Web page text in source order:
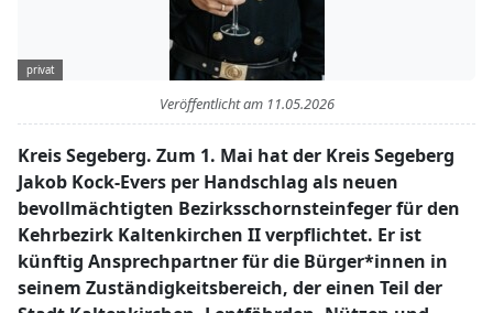
privat
Veröffentlicht am 11.05.2026
Kreis Segeberg. Zum 1. Mai hat der Kreis Segeberg
Jakob Kock-Evers per Handschlag als neuen
bevollmächtigten Bezirksschornsteinfeger für den
Kehrbezirk Kaltenkirchen II verpflichtet. Er ist
künftig Ansprechpartner für die Bürger*innen in
seinem Zuständigkeitsbereich, der einen Teil der